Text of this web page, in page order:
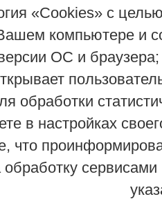
«Сookies» с
компьютере и
ОС и
обработки
в настройках
что
обработку